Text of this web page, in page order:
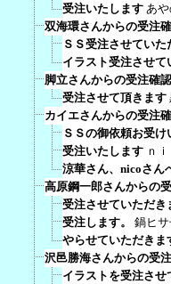
受注いたします あ
双海環さんからの受注
ＳＳ受注させていた
イラスト受注させて
脚立さんからの受注確
受注させて頂きます
カイエさんからの受注
ＳＳの御依頼お受け
受注いたします ｎ
涼華さん、nicoさん
高原鋼一郎さんからの
受注させていただき
受注します。
鍋ヒ
やらせていただきま
沢邑勝海さんからの受
イラストを受注させ